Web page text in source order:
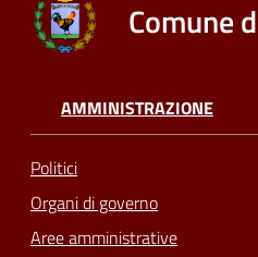
Comune
AMMINISTRAZIONE
Politici
Organi di governo
Aree amministrative